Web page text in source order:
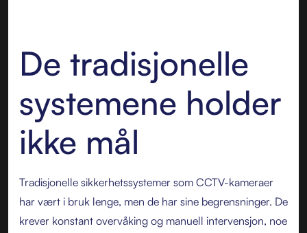
De tradisjonelle
systemene holder
ikke mål
Tradisjonelle sikkerhetssystemer som CCTV-kameraer
har vært i bruk lenge, men de har sine begrensninger. De
krever konstant overvåking og manuell intervensjon, noe